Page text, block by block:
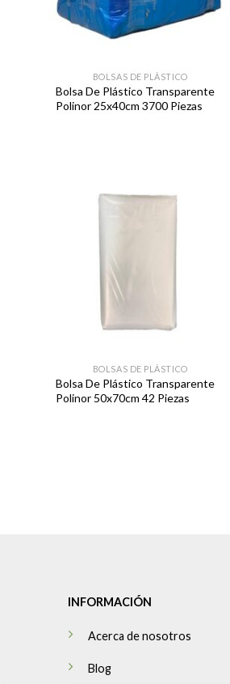
BOLSAS DE PLÁSTICO
Bolsa De Plástico Transparente
Polinor 25x40cm 3700 Piezas
BOLSAS DE PLÁSTICO
Bolsa De Plástico Transparente
Polinor 50x70cm 42 Piezas
INFORMACIÓN
Acerca de nosotros
Blog